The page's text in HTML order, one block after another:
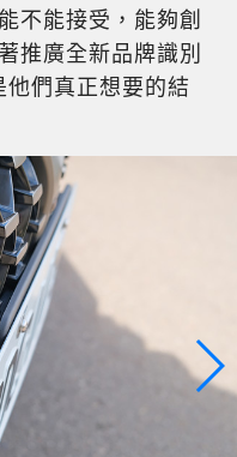
不能接受，能夠創
推廣全新品牌識別
們真正想要的結